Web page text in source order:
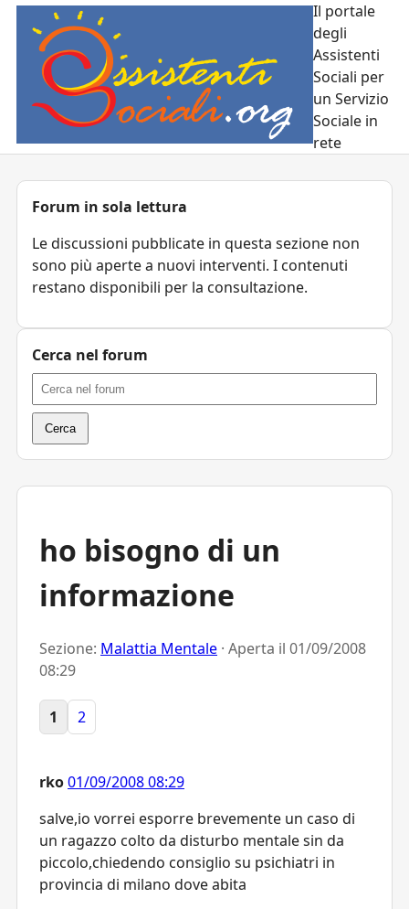
Il portale
degli
Assistenti
Sociali per
un Servizio
Sociale in
rete
ho bisogno di un
informazione
Sezione: Malattia Mentale · Aperta il 01/09/2008
08:29
1 2
rko01/09/2008 08:29
salve,io vorrei esporre brevemente un caso di
un ragazzo colto da disturbo mentale sin da
piccolo,chiedendo consiglio su psichiatri in
provincia di milano dove abita
Forum in sola lettura
Le discussioni pubblicate in questa sezione non
sono più aperte a nuovi interventi. I contenuti
restano disponibili per la consultazione.
Cerca nel forum
Cerca